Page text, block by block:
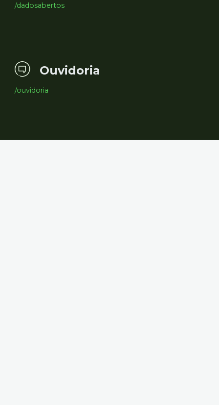
/dadosabertos
Ouvidoria
/ouvidoria